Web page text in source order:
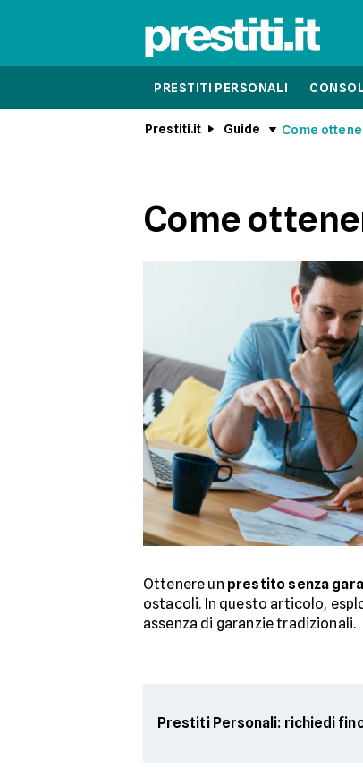
PRESTITI PERSONALI
Prestiti.it Guide Come
Come
Ottenere un prestito senza
ostacoli. In questo articolo,
assenza di garanzie tradizionali.
Prestiti Personali: richiedi